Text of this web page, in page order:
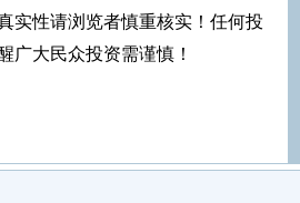
实性请浏览者慎重核实！任何投
广大民众投资需谨慎！